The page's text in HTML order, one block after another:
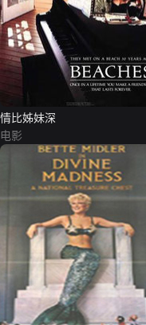
情比姊妹深
电影